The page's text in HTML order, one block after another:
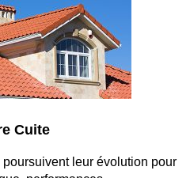
Entre circulation,